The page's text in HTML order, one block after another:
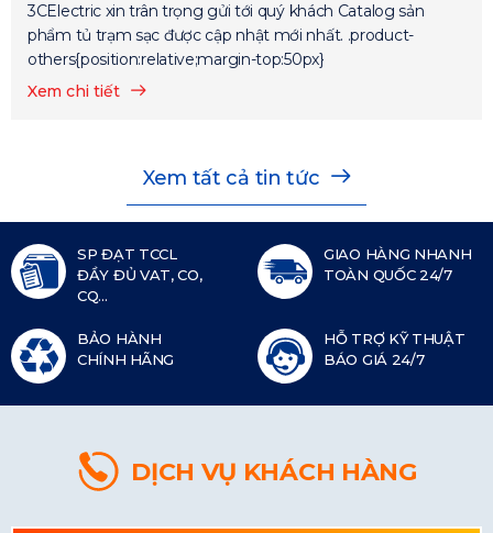
3CElectric xin trân trọng gửi tới quý khách Catalog sản
phẩm tủ trạm sạc được cập nhật mới nhất. .product-
others{position:relative;margin-top:50px}
Xem chi tiết
Xem tất cả tin tức
SP ĐẠT TCCL
ĐẦY ĐỦ VAT, CO,
CQ...
GIAO HÀNG NHANH
TOÀN QUỐC 24/7
BẢO HÀNH
CHÍNH HÃNG
HỖ TRỢ KỸ THUẬT
BÁO GIÁ 24/7
DỊCH VỤ KHÁCH HÀNG